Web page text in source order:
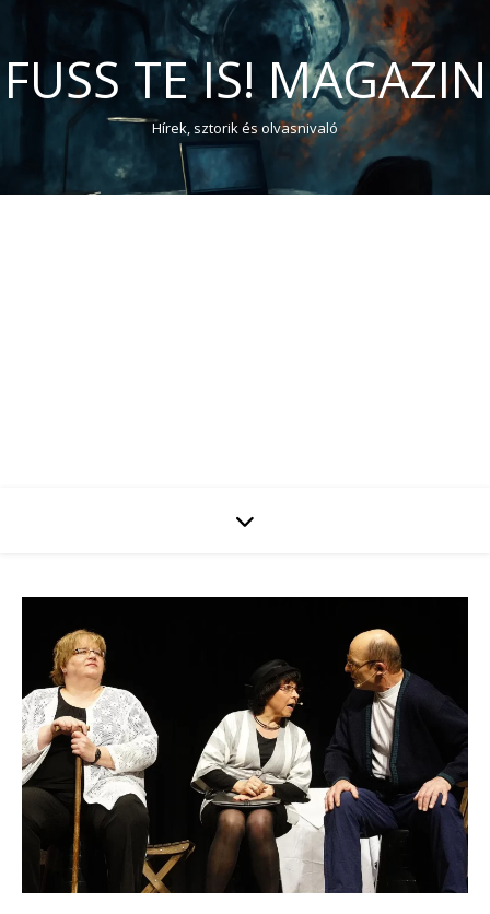
FUSS TE IS! MAGAZIN
Hírek, sztorik és olvasnivaló